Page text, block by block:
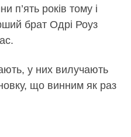
п’ять років тому і
брат Одрі Роуз
у них вилучають
що винним як раз